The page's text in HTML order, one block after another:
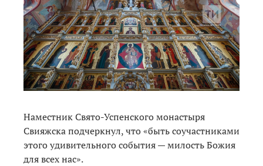
Наместник Свято-Успенского монастыря
Свияжска подчеркнул, что «быть соучастниками
этого удивительного события — милость Божия
для всех нас».